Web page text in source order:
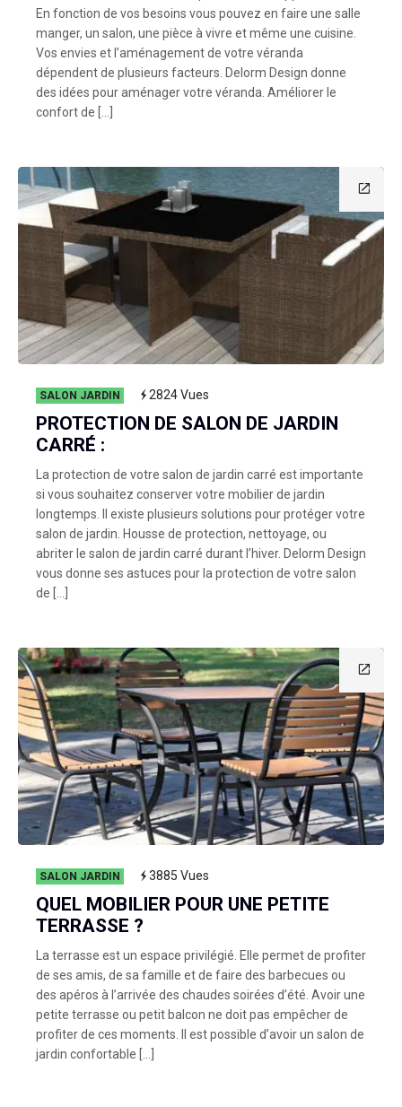
En fonction de vos besoins vous pouvez en faire une salle
manger, un salon, une pièce à vivre et même une cuisine.
Vos envies et l’aménagement de votre véranda
dépendent de plusieurs facteurs. Delorm Design donne
des idées pour aménager votre véranda. Améliorer le
confort de […]
SALON JARDIN 2824Vues
PROTECTION DE SALON DE JARDIN
CARRÉ :
La protection de votre salon de jardin carré est importante
si vous souhaitez conserver votre mobilier de jardin
longtemps. Il existe plusieurs solutions pour protéger votre
salon de jardin. Housse de protection, nettoyage, ou
abriter le salon de jardin carré durant l’hiver. Delorm Design
vous donne ses astuces pour la protection de votre salon
de […]
SALON JARDIN 3885 Vues
QUEL MOBILIER POUR UNE PETITE
TERRASSE ?
La terrasse est un espace privilégié. Elle permet de profiter
de ses amis, de sa famille et de faire des barbecues ou
des apéros à l’arrivée des chaudes soirées d’été. Avoir une
petite terrasse ou petit balcon ne doit pas empêcher de
profiter de ces moments. Il est possible d’avoir un salon de
jardin confortable […]